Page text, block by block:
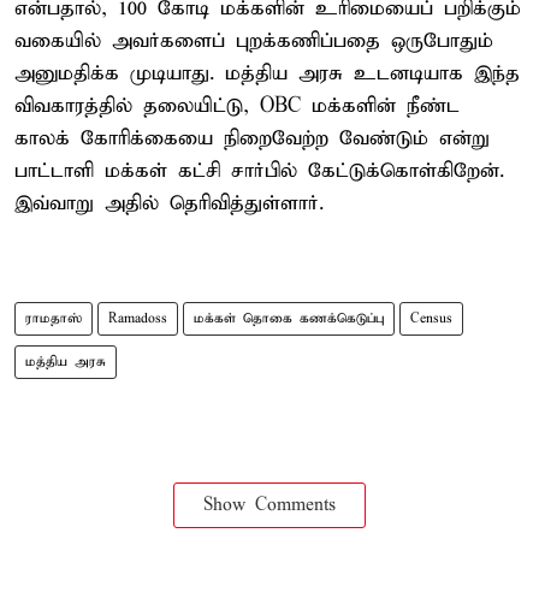
என்பதால், 100 கோடி மக்களின் உரிமையைப் பறிக்கும்
வகையில் அவர்களைப் புறக்கணிப்பதை ஒருபோதும்
அனுமதிக்க முடியாது. மத்திய அரசு உடனடியாக இந்த
விவகாரத்தில் தலையிட்டு, OBC மக்களின் நீண்ட
காலக் கோரிக்கையை நிறைவேற்ற வேண்டும் என்று
பாட்டாளி மக்கள் கட்சி சார்பில் கேட்டுக்கொள்கிறேன்.
இவ்வாறு அதில் தெரிவித்துள்ளார்.
ராமதாஸ் Ramadoss மக்கள் தொகை கணக்கெடுப்பு Census
மத்திய அரசு
Show Comments